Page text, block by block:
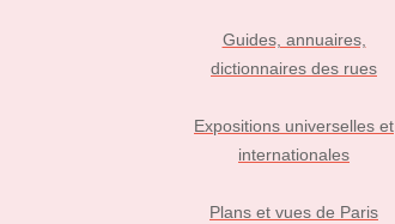
Guides, annuaires,
dictionnaires des rues
Expositions universelles et
internationales
Plans et vues de Paris